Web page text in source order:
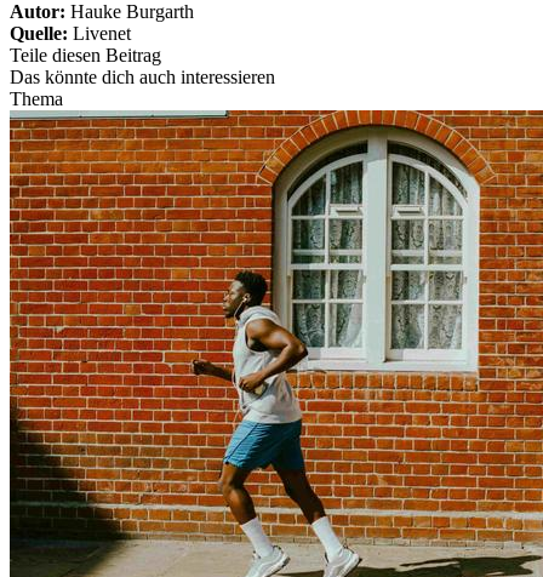
Autor: Hauke Burgarth
Quelle: Livenet
Teile diesen Beitrag
Das könnte dich auch interessieren
Thema